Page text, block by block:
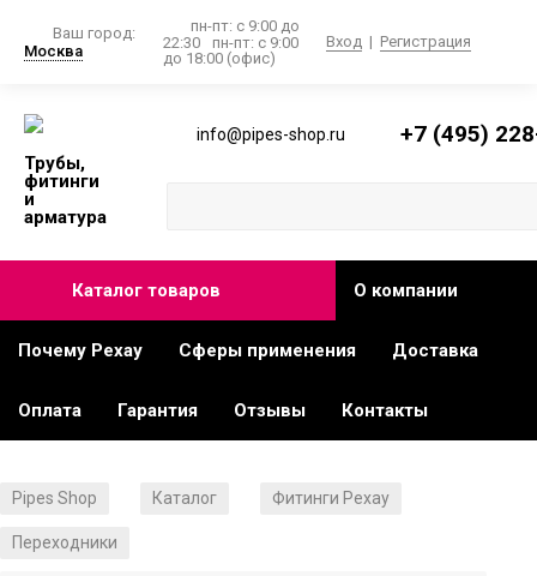
Ваш город:
Москва
пн-пт: с 9:00 до
22:30
пн-пт: с 9:00
до 18:00 (офис)
Вход | Регистрация
Трубы,
фитинги
и
арматура
info@pipes-shop.ru +7 (495)
Каталог товаров О компании
Почему Рехау Сферы применения Доставка
Оплата Гарантия Отзывы Контакты
Pipes Shop Каталог Фитинги Рехау
Переходники